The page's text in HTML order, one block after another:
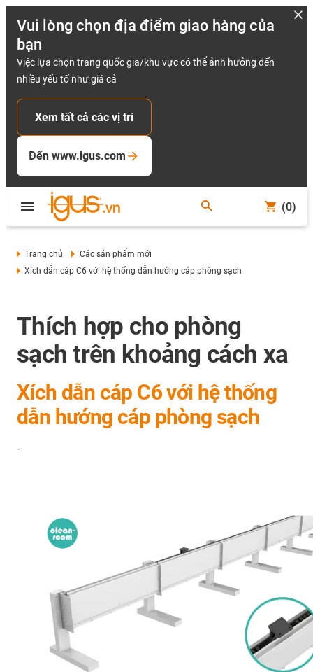
Vui lòng chọn địa điểm giao hàng của
bạn
Việc lựa chọn trang quốc gia/khu vực có thể ảnh hưởng đến
nhiều yếu tố như giá cả
Xem tất cả các vị trí
Đến www.igus.com
(0)
Trang chủ
Các sản phẩm mới
Xích dẫn cáp C6 với hệ thống dẫn hướng cáp phòng sạch
Thích hợp cho phòng
sạch trên khoảng cách xa
Xích dẫn cáp C6 với hệ thống
dẫn hướng cáp phòng sạch
-